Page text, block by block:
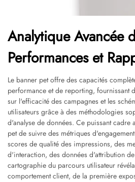
Analytique Avancée
Performances et
Le banner pet offre des capacités
performance et de reporting, fournissant
sur l'efficacité des campagnes et les
utilisateurs grâce à des méthodologies
d'analyse de données. Ce puissant cadre
pet de suivre des métriques
scores de qualité des impressions, des
d'interaction, des données d'attribution
cartographie du parcours utilisateur
comportement client, de la première